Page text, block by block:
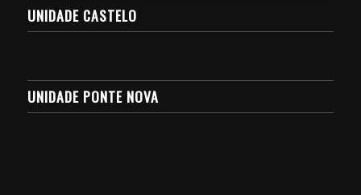
UNIDADE CASTELO
UNIDADE PONTE NOVA